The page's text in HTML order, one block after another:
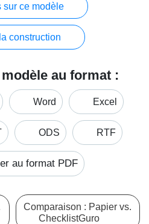
sur ce modèle
construction
au format :
Word Excel
ODS RTF
au format PDF
Comparaison : Papier vs.
ChecklistGuro